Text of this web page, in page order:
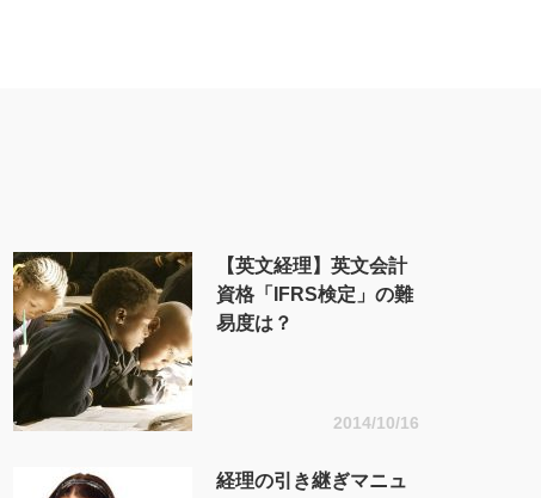
【英文経理】英文会計
資格「IFRS検定」の難
易度は？
2014/10/16
経理の引き継ぎマニュ